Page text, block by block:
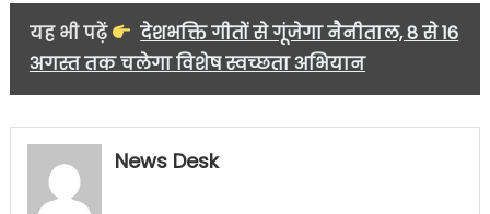
यह भी पढ़ें
देशभक्ति गीतों से गूंजेगा नैनीताल, 8 से 16
अगस्त तक चलेगा विशेष स्वच्छता अभियान
News Desk